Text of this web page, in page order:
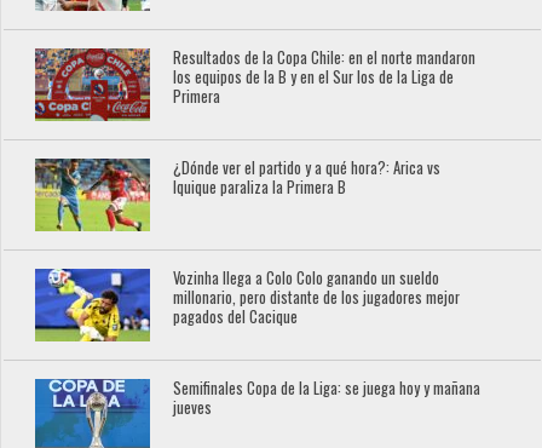
Resultados de la Copa Chile: en el norte mandaron
los equipos de la B y en el Sur los de la Liga de
Primera
¿Dónde ver el partido y a qué hora?: Arica vs
Iquique paraliza la Primera B
Vozinha llega a Colo Colo ganando un sueldo
millonario, pero distante de los jugadores mejor
pagados del Cacique
Semifinales Copa de la Liga: se juega hoy y mañana
jueves